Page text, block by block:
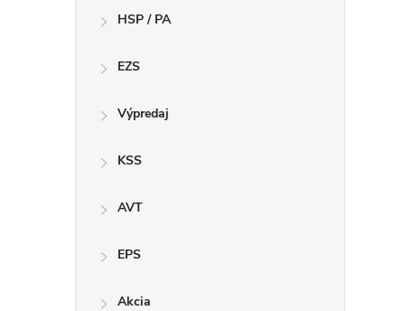
HSP / PA
EZS
Výpredaj
KSS
AVT
EPS
Akcia